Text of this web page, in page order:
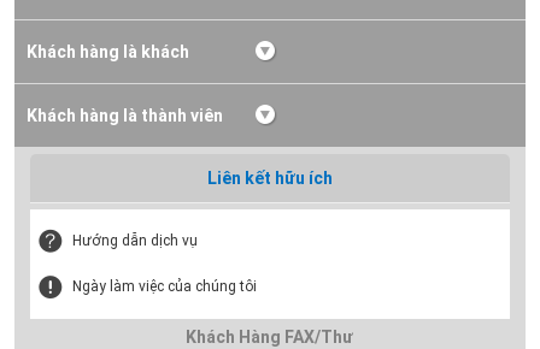
Khách hàng là khách
Khách hàng là thành viên
Liên kết hữu ích
Hướng dẫn dịch vụ
Ngày làm việc của chúng tôi
Khách Hàng FAX/Thư